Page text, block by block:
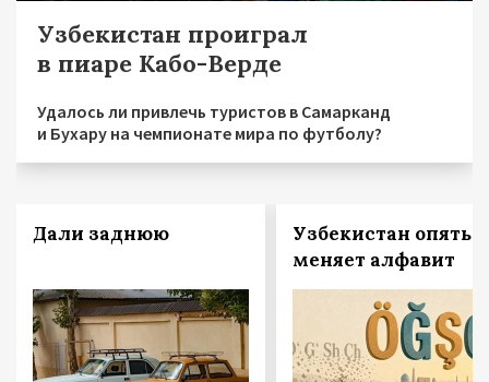
Узбекистан проиграл
в пиаре Кабо-Верде
Удалось ли привлечь туристов в Самарканд
и Бухару на чемпионате мира по футболу?
Дали заднюю
Узбекистан опять
меняет алфавит